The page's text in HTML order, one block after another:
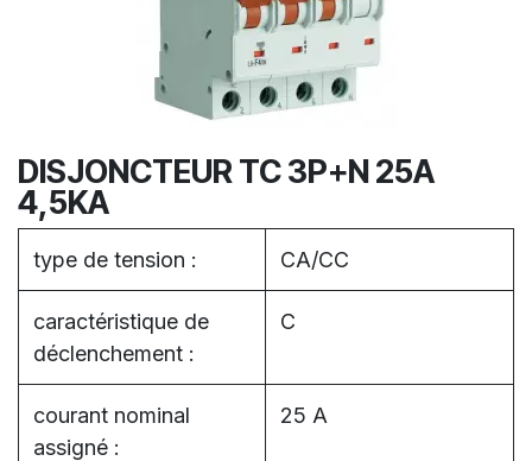
DISJONCTEUR TC 3P+N 25A
4,5KA
type de tension : CA/CC
caractéristique de
déclenchement :
C
courant nominal
assigné :
25 A